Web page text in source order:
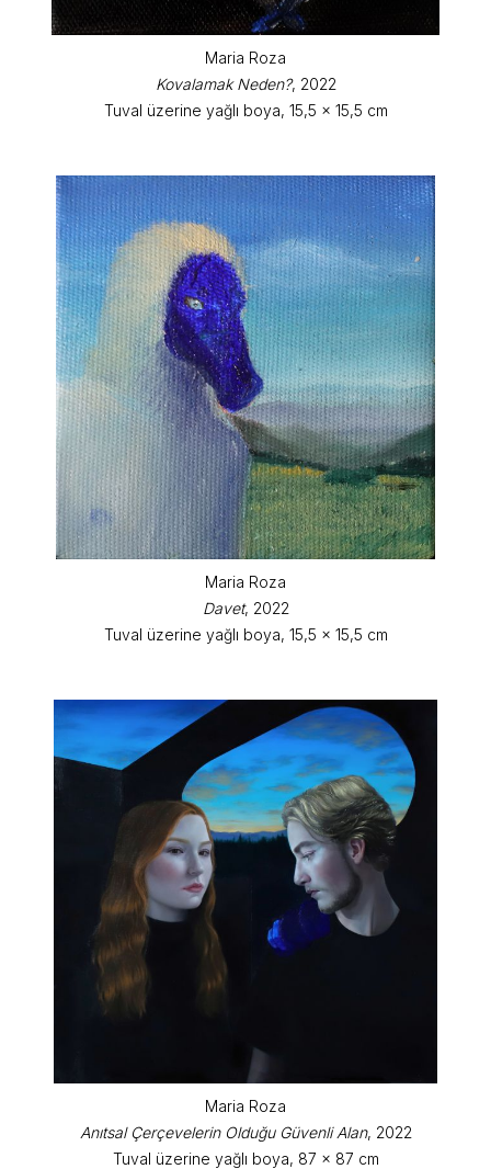
Maria Roza
Kovalamak Neden?, 2022
Tuval üzerine yağlı boya, 15,5 x 15,5 cm
Maria Roza
Davet, 2022
Tuval üzerine yağlı boya, 15,5 x 15,5 cm
Maria Roza
Anıtsal Çerçevelerin Olduğu Güvenli Alan, 2022
Tuval üzerine yağlı boya, 87 x 87 cm